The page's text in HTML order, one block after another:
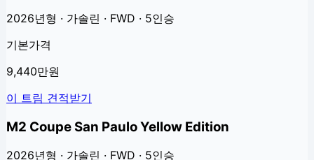
2026년형 · 가솔린 · FWD · 5인승
기본가격
9,440만원
이 트림 견적받기
M2 Coupe San Paulo Yellow Edition
2026년형 · 가솔린 · FWD · 5인승